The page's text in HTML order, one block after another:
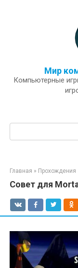
Мир
Компьютерные
Поиск:
Главная » Прохождения
Совет для